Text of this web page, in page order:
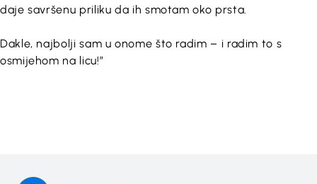
daje savršenu priliku da ih smotam oko prsta.
Dakle, najbolji sam u onome što radim – i radim to s
osmijehom na licu!”